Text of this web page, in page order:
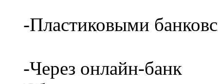
-Пластиковыми
-Через онлайн-банк